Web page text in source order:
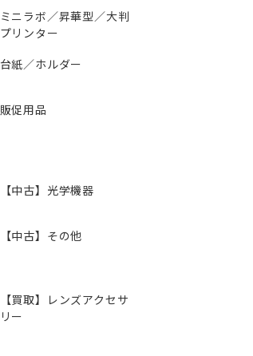
ミニラボ／昇華型／大判
プリンター
台紙／ホルダー
販促用品
【中古】光学機器
【中古】その他
【買取】レンズアクセサ
リー